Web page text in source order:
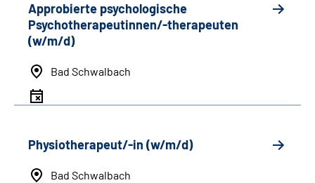
Approbierte psychologische
Psychotherapeutinnen/-therapeuten
(w/m/d)
Bad Schwalbach
Physiotherapeut/-in (w/m/d)
Bad Schwalbach